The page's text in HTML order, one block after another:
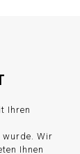
Ihren
Wir
Ihnen